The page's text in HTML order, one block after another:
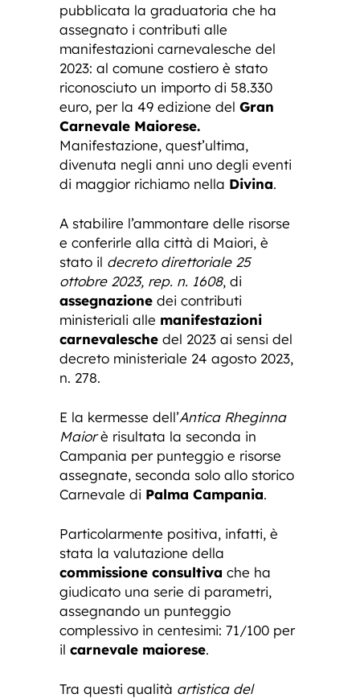
pubblicata la graduatoria che ha
assegnato i contributi alle
manifestazioni carnevalesche del
2023: al comune costiero è stato
riconosciuto un importo di 58.330
euro, per la 49 edizione del Gran
Carnevale Maiorese.
Manifestazione, quest’ultima,
divenuta negli anni uno degli eventi
di maggior richiamo nella Divina.
A stabilire l’ammontare delle risorse
e conferirle alla città di Maiori, è
stato il decreto direttoriale 25
ottobre 2023, rep. n. 1608, di
assegnazione dei contributi
ministeriali alle manifestazioni
carnevalesche del 2023 ai sensi del
decreto ministeriale 24 agosto 2023,
n. 278.
E la kermesse dell’Antica Rheginna
Maiorè risultata la seconda in
Campania per punteggio e risorse
assegnate, seconda solo allo storico
Carnevale di Palma Campania.
Particolarmente positiva, infatti, è
stata la valutazione della
commissione consultiva che ha
giudicato una serie di parametri,
assegnando un punteggio
complessivo in centesimi: 71/100 per
il carnevale maiorese.
Tra questi qualità artistica del